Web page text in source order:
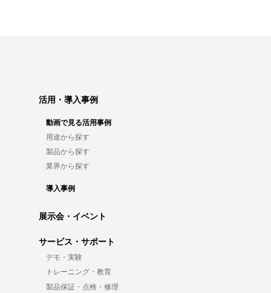
活用・導入事例
動画で見る活用事例
用途から探す
製品から探す
業界から探す
導入事例
展示会・イベント
サービス・サポート
デモ・実験
トレーニング・教育
製品保証・点検・修理